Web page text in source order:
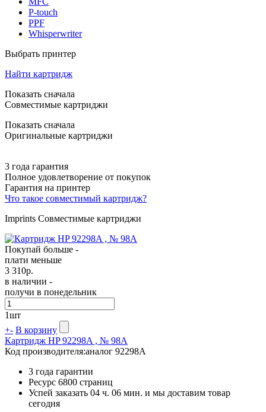
P-touch
PPF
Whisperwriter
Выбрать принтер
Найти картридж
Показать сначала
Совместимые картриджи
Показать сначала
Оригинальные картриджи
3 года гарантия
Полное удовлетворение от покупок
Гарантия на принтер
Что такое совместимый картридж?
Imprints Совместимые картриджи
Покупай больше -
плати меньше
3 310р.
в наличии -
получи в понедельник
1шт
+- В корзину
Картридж HP 92298A , № 98A
Код производителя:аналог 92298A
3 года гарантии
Ресурс 6800 страниц
Успей заказать 04 ч. 06 мин. и мы доставим товар
сегодня